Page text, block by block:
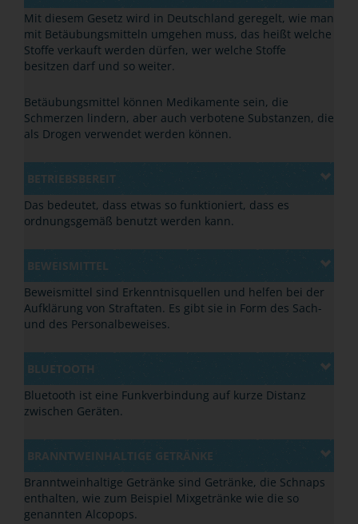
Mit diesem Gesetz wird in Deutschland geregelt, wie man
mit Betäubungsmitteln umgehen muss, das heißt welche
Stoffe verkauft werden dürfen, wer welche Stoffe
besitzen darf und so weiter.
Betäubungsmittel können Medikamente sein, die
Schmerzen lindern, aber auch verbotene Substanzen, die
als Drogen verwendet werden können.
BETRIEBSBEREIT
Das bedeutet, dass etwas so funktioniert, dass es
ordnungsgemäß benutzt werden kann.
BEWEISMITTEL
Beweismittel sind Erkenntnisquellen und helfen bei der
Aufklärung von Straftaten. Es gibt sie in Form des Sach-
und des Personalbeweises.
BLUETOOTH
Bluetooth ist eine Funkverbindung auf kurze Distanz
zwischen Geräten.
BRANNTWEINHALTIGE GETRÄNKE
Branntweinhaltige Getränke sind Getränke, die Schnaps
enthalten, wie zum Beispiel Mixgetränke wie die so
genannten Alcopops.